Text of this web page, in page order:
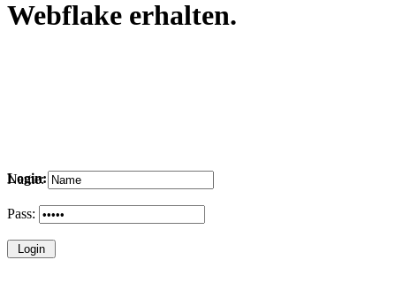
Webflake erhalten.
Login:
Name:
Pass: